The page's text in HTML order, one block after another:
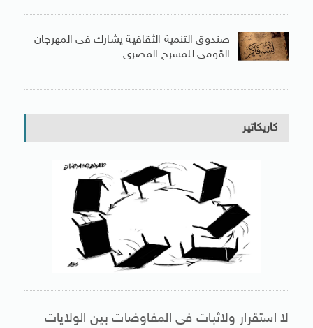
صندوق التنمية الثقافية يشارك فى المهرجان
القومى للمسرح المصرى
كاريكاتير
لا استقرار ولاثبات فى المفاوضات بين الولايات